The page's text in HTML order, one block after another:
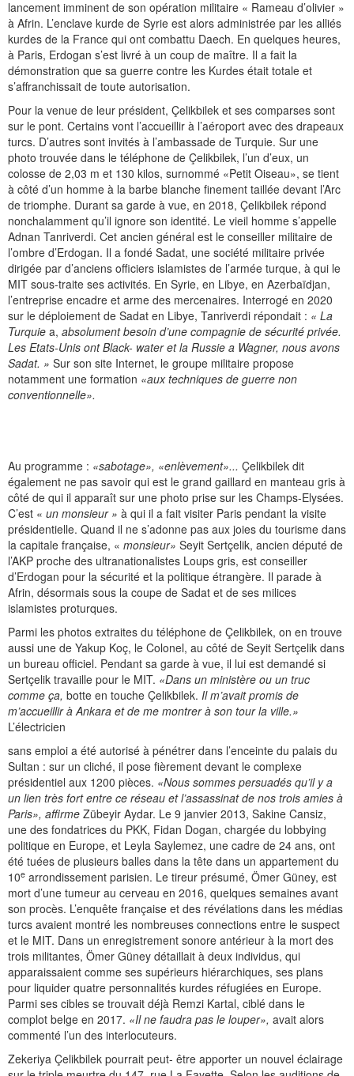
lancement imminent de son opération militaire « Rameau d’olivier »
à Afrin. L’enclave kurde de Syrie est alors administrée par les alliés
kurdes de la France qui ont combattu Daech. En quelques heures,
à Paris, Erdogan s’est livré à un coup de maître. Il a fait la
démonstration que sa guerre contre les Kurdes était totale et
s’affranchissait de toute autorisation.
Pour la venue de leur président, Çelikbilek et ses comparses sont
sur le pont. Certains vont l’accueillir à l’aéroport avec des drapeaux
turcs. D’autres sont invités à l’ambassade de Turquie. Sur une
photo trouvée dans le téléphone de Çelikbilek, l’un d’eux, un
colosse de 2,03 m et 130 kilos, surnommé «Petit Oiseau», se tient
à côté d’un homme à la barbe blanche finement taillée devant l’Arc
de triomphe. Durant sa garde à vue, en 2018, Çelikbilek répond
nonchalamment qu’il ignore son identité. Le vieil homme s’appelle
Adnan Tanriverdi. Cet ancien général est le conseiller militaire de
l’ombre d’Erdogan. Il a fondé Sadat, une société militaire privée
dirigée par d’anciens officiers islamistes de l’armée turque, à qui le
MIT sous-traite ses activités. En Syrie, en Libye, en Azerbaïdjan,
l’entreprise encadre et arme des mercenaires. Interrogé en 2020
sur le déploiement de Sadat en Libye, Tanriverdi répondait : « La
Turquie a, absolument besoin d’une compagnie de sécurité privée.
Les Etats-Unis ont Black- water et la Russie a Wagner, nous avons
Sadat. » Sur son site Internet, le groupe militaire propose
notamment une formation «aux techniques de guerre non
conventionnelle».
Au programme : «sabotage», «enlèvement»... Çelikbilek dit
également ne pas savoir qui est le grand gaillard en manteau gris à
côté de qui il apparaît sur une photo prise sur les Champs-Elysées.
C’est « un monsieur » à qui il a fait visiter Paris pendant la visite
présidentielle. Quand il ne s’adonne pas aux joies du tourisme dans
la capitale française, « monsieur» Seyit Sertçelik, ancien député de
l’AKP proche des ultranationalistes Loups gris, est conseiller
d’Erdogan pour la sécurité et la politique étrangère. Il parade à
Afrin, désormais sous la coupe de Sadat et de ses milices
islamistes proturques.
Parmi les photos extraites du téléphone de Çelikbilek, on en trouve
aussi une de Yakup Koç, le Colonel, au côté de Seyit Sertçelik dans
un bureau officiel. Pendant sa garde à vue, il lui est demandé si
Sertçelik travaille pour le MIT. «Dans un ministère ou un truc
comme ça, botte en touche Çelikbilek. Il m’avait promis de
m’accueillir à Ankara et de me montrer à son tour la ville.»
L’électricien
sans emploi a été autorisé à pénétrer dans l’enceinte du palais du
Sultan : sur un cliché, il pose fièrement devant le complexe
présidentiel aux 1200 pièces. «Nous sommes persuadés qu’il y a
un lien très fort entre ce réseau et l’assassinat de nos trois amies à
Paris», affirme Zübeyir Aydar. Le 9 janvier 2013, Sakine Cansiz,
une des fondatrices du PKK, Fidan Dogan, chargée du lobbying
politique en Europe, et Leyla Saylemez, une cadre de 24 ans, ont
été tuées de plusieurs balles dans la tête dans un appartement du
10e arrondissement parisien. Le tireur présumé, Ömer Güney, est
mort d’une tumeur au cerveau en 2016, quelques semaines avant
son procès. L’enquête française et des révélations dans les médias
turcs avaient montré les nombreuses connections entre le suspect
et le MIT. Dans un enregistrement sonore antérieur à la mort des
trois militantes, Ömer Güney détaillait à deux individus, qui
apparaissaient comme ses supérieurs hiérarchiques, ses plans
pour liquider quatre personnalités kurdes réfugiées en Europe.
Parmi ses cibles se trouvait déjà Remzi Kartal, ciblé dans le
complot belge en 2017. «Il ne faudra pas le louper», avait alors
commenté l’un des interlocuteurs.
Zekeriya Çelikbilek pourrait peut- être apporter un nouvel éclairage